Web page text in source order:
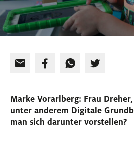
Marke Vorarlberg: Frau
unter anderem Digitale
man sich darunter vorstellen?